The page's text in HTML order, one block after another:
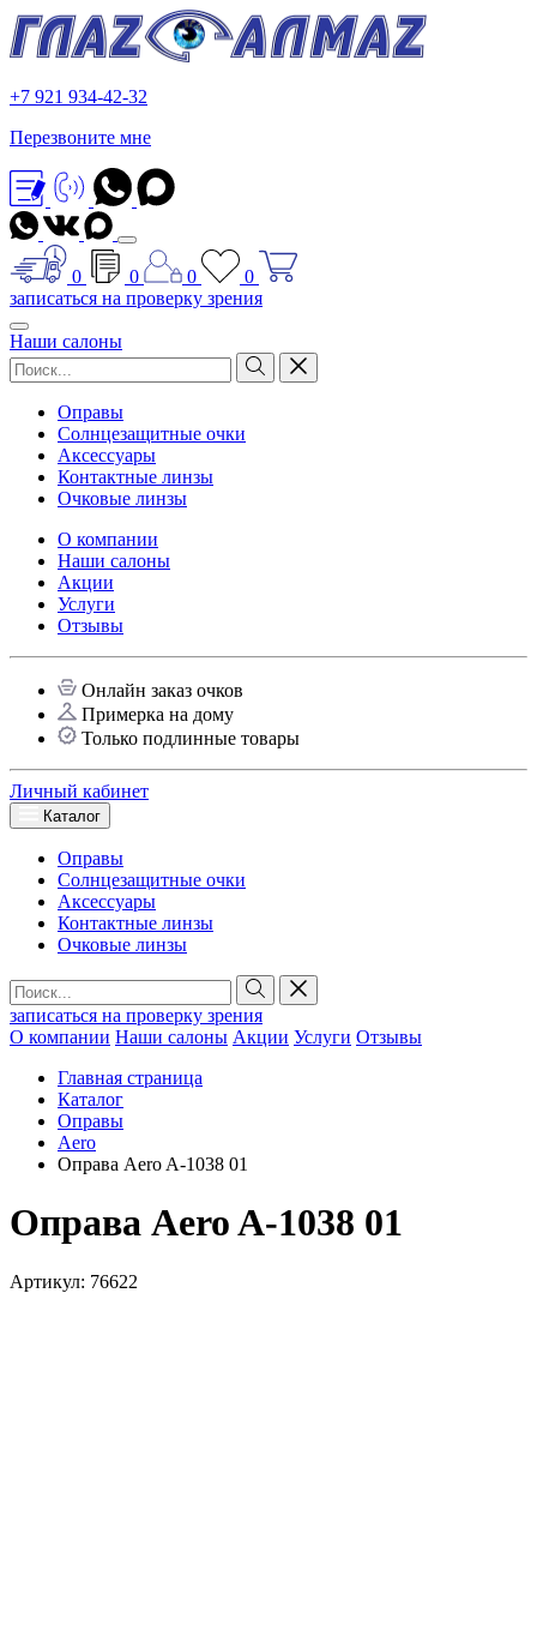
+7 921 934-42-32
Перезвоните мне
0 0 0
0
записаться на проверку зрения
Наши салоны
Оправы
Солнцезащитные очки
Аксессуары
Контактные линзы
Очковые линзы
О компании
Наши салоны
Акции
Услуги
Отзывы
Онлайн заказ очков
Примерка на дому
Только подлинные товары
Личный кабинет
Каталог
Оправы
Солнцезащитные очки
Аксессуары
Контактные линзы
Очковые линзы
записаться на проверку зрения
О компании Наши салоны Акции Услуги Отзывы
Главная страница
Каталог
Оправы
Aero
Оправа Aero A-1038 01
Оправа Aero A-1038 01
Артикул: 76622